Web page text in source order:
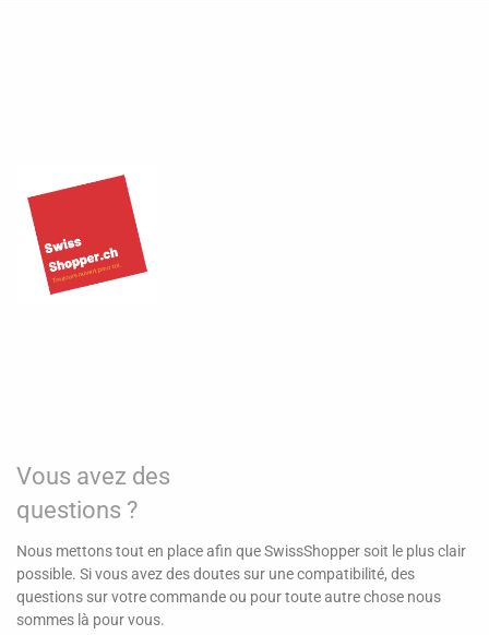
Vous avez des
questions ?
Nous mettons tout en place afin que SwissShopper soit le plus clair
possible. Si vous avez des doutes sur une compatibilité, des
questions sur votre commande ou pour toute autre chose nous
sommes là pour vous.